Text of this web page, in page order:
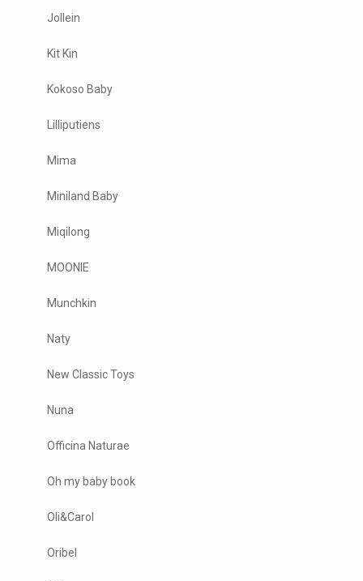
Jollein
Kit Kin
Kokoso Baby
Lilliputiens
Mima
Miniland Baby
Miqilong
MOONIE
Munchkin
Naty
New Classic Toys
Nuna
Officina Naturae
Oh my baby book
Oli&Carol
Oribel